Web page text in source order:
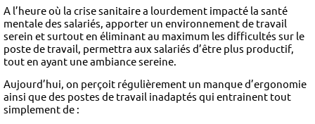
A l’heure où la crise sanitaire a lourdement impacté la santé
mentale des salariés, apporter un environnement de travail
serein et surtout en éliminant au maximum les difficultés sur le
poste de travail, permettra aux salariés d’être plus productif,
tout en ayant une ambiance sereine.
Aujourd’hui, on perçoit régulièrement un manque d’ergonomie
ainsi que des postes de travail inadaptés qui entrainent tout
simplement de :